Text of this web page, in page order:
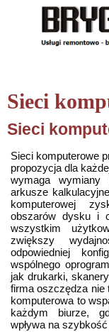
Sieci
Sieci
Sieci komputerowe
propozycja dla
wymaga wymiany
arkusze
komputerowej
obszarów dysku i
wszystkim
zwiększy
odpowiedniej
wspólnego
jak drukarki,
firma oszczędza nie
komputerowa to
każdym biurze,
wpływa na